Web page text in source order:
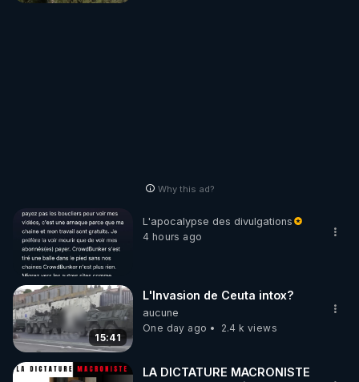
Why this ad?
L'apocalypse des divulgations
4 hours ago
15:41
L'Invasion de Ceuta intox?
aucune
One day ago
2.4 k views
LA DICTATURE MACRONISTE